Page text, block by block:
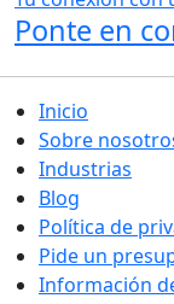
Ponte en
Inicio
Sobre
Industrias
Blog
Política de
Pide un
Información